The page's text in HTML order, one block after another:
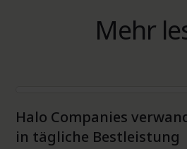
Mehr
Halo Companies
in tägliche Bestleistung